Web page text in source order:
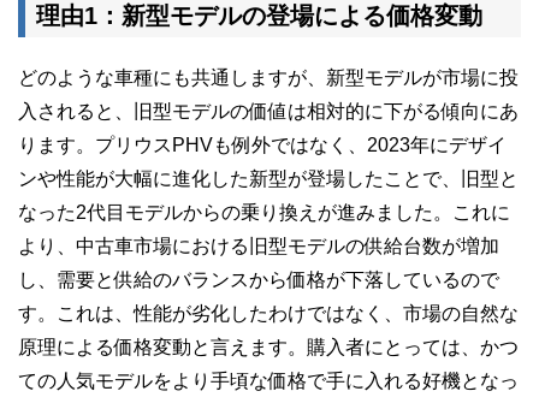
理由1：新型モデルの登場による価格変動
どのような車種にも共通しますが、新型モデルが市場に投
入されると、旧型モデルの価値は相対的に下がる傾向にあ
ります。プリウスPHVも例外ではなく、2023年にデザイ
ンや性能が大幅に進化した新型が登場したことで、旧型と
なった2代目モデルからの乗り換えが進みました。これに
より、中古車市場における旧型モデルの供給台数が増加
し、需要と供給のバランスから価格が下落しているので
す。これは、性能が劣化したわけではなく、市場の自然な
原理による価格変動と言えます。購入者にとっては、かつ
ての人気モデルをより手頃な価格で手に入れる好機となっ